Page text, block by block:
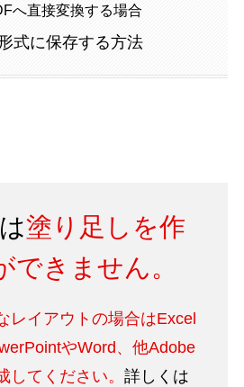
へ直接変換する場合
式に保存する方法
塗り足しを作
できません。
レイアウトの場合はExcel
やWord、他Adobe
してください。 詳しくは